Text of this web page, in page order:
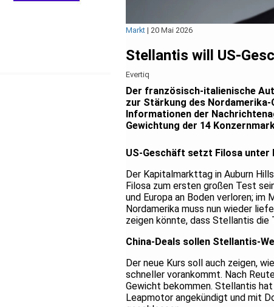
Markt | 20 Mai 2026
Stellantis will US-
Evertiq
Der französisch-italienische
zur Stärkung des
Informationen der
Gewichtung der 14
US-Geschäft setzt Filosa unter
Der Kapitalmarkttag in Auburn
Filosa zum ersten großen Test
und Europa an Boden verloren;
Nordamerika muss nun wieder
zeigen könnte, dass Stellantis
China-Deals sollen Stellantis-
Der neue Kurs soll auch zeigen,
schneller vorankommt. Nach
Gewicht bekommen. Stellantis
Leapmotor angekündigt und mit